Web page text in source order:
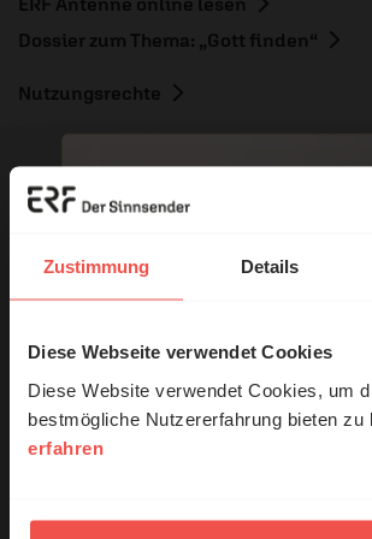
Zustimmung Details
Diese Webseite verwendet Cookies
Diese Website verwendet Cookies, um
bestmögliche Nutzererfahrung bieten zu
erfahren
Dossier zum Thema: „Gott finden“
Nutzungsrechte
Ihr Kommentar
Name:
E-Mail:
© Ruth Schneider / ERF